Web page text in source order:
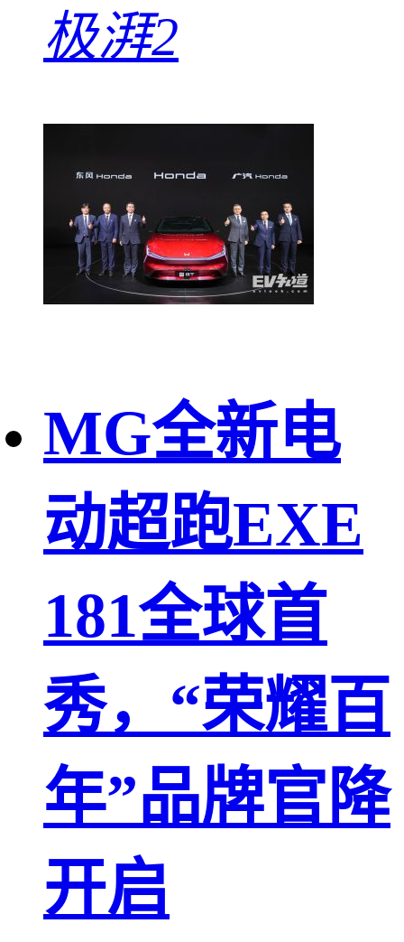
极湃2
MG全新电
动超跑EXE
181全球首
秀，“荣耀百
年”品牌官降
开启